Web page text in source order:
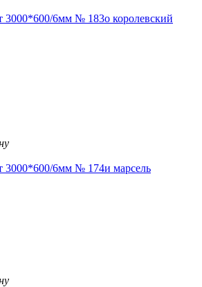
6мм № 183о королевский
6мм № 174и марсель